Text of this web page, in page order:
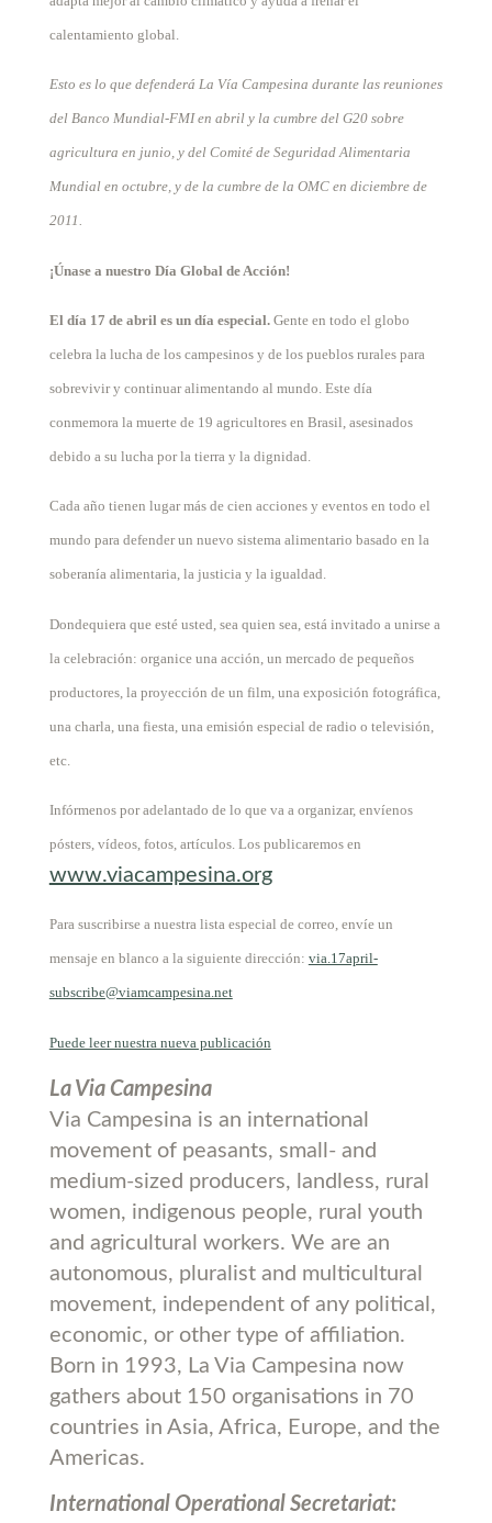
calentamiento global.
Esto es lo que defenderá La Vía Campesina durante las reuniones
del Banco Mundial-FMI en abril y la cumbre del G20 sobre
agricultura en junio, y del Comité de Seguridad Alimentaria
Mundial en octubre, y de la cumbre de la OMC en diciembre de
2011.
¡Únase a nuestro Día Global de Acción!
El día 17 de abril es un día especial.Gente en todo el globo
celebra la lucha de los campesinos y de los pueblos rurales para
sobrevivir y continuar alimentando al mundo. Este día
conmemora la muerte de 19 agricultores en Brasil, asesinados
debido a su lucha por la tierra y la dignidad.
Cada año tienen lugar más de cien acciones y eventos en todo el
mundo para defender un nuevo sistema alimentario basado en la
soberanía alimentaria, la justicia y la igualdad.
Dondequiera que esté usted, sea quien sea, está invitado a unirse a
la celebración: organice una acción, un mercado de pequeños
productores, la proyección de un film, una exposición fotográfica,
una charla, una fiesta, una emisión especial de radio o televisión,
etc.
Infórmenos por adelantado de lo que va a organizar, envíenos
pósters, vídeos, fotos, artículos. Los publicaremos en
www.viacampesina.org
Para suscribirse a nuestra lista especial de correo, envíe un
mensaje en blanco a la siguiente dirección: via.17april-
subscribe@viamcampesina.net
Puede leer nuestra nueva publicación
La Via Campesina
Via Campesina is an international
movement of peasants, small- and
medium-sized producers, landless, rural
women, indigenous people, rural youth
and agricultural workers. We are an
autonomous, pluralist and multicultural
movement, independent of any political,
economic, or other type of affiliation.
Born in 1993, La Via Campesina now
gathers about 150 organisations in 70
countries in Asia, Africa, Europe, and the
Americas.
International Operational Secretariat: